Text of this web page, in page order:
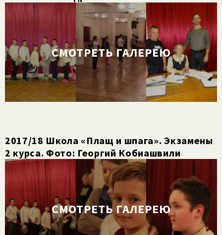
СМОТРЕТЬ ГАЛЕРЕЮ
2017/​18 Школа «Плащ и шпага». Экзамены
2 курса. Фото: Георгий Кобиашвили
СМОТРЕТЬ ГАЛЕРЕЮ